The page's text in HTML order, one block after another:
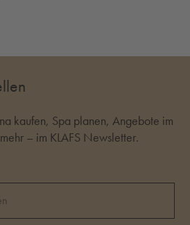
kaufen, Spa planen, Angebote im
– im KLAFS Newsletter.